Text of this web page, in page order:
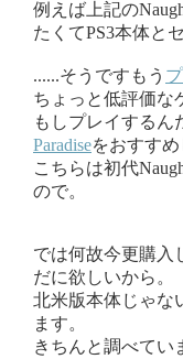
例えば上記の
たくてPS3本体と
......そうですもう
ちょっと低評価な
もしプレイするん
Paradiseをおすすめ
こちらは初代
ので。
では何故今更購入
だに欲しいから。
北米版本体じゃな
ます。
きちんと調べてい